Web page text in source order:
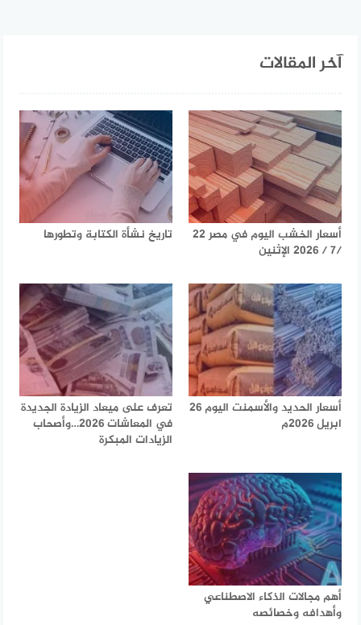
آخر المقالات
أسعار الخشب اليوم في مصر 22
/7 / 2026 الإثنين
تاريخ نشأة الكتابة وتطورها
أسعار الحديد والأسمنت اليوم 26
ابريل 2026م
تعرف على ميعاد الزيادة الجديدة
في المعاشات 2026…وأصحاب
الزيادات المبكرة
أهم مجالات الذكاء الاصطناعي
وأهدافه وخصائصه